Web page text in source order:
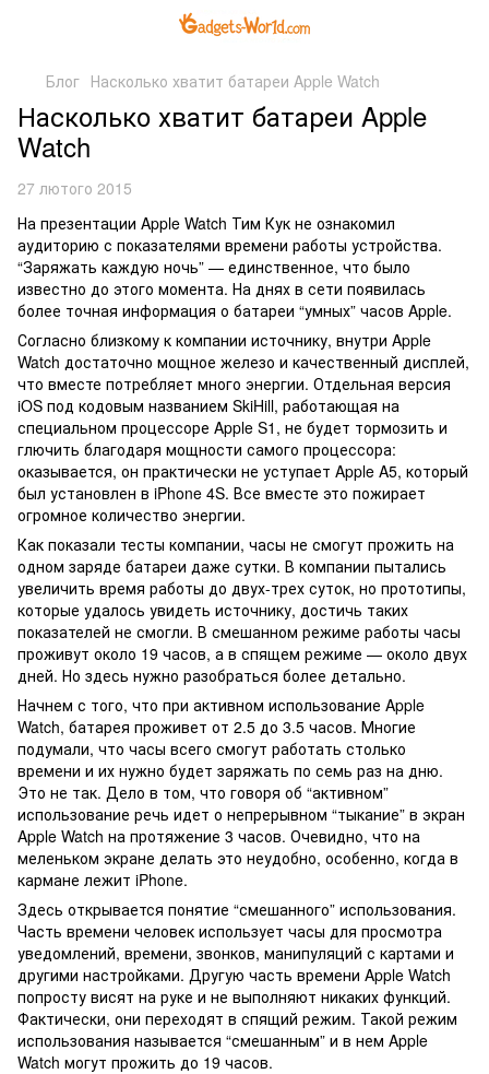
Блог Насколько хватит батареи Apple Watch
Насколько хватит батареи Apple
Watch
27 лютого 2015
На презентации Apple Watch Тим Кук не ознакомил
аудиторию с показателями времени работы устройства.
“Заряжать каждую ночь” — единственное, что было
известно до этого момента. На днях в сети появилась
более точная информация о батареи “умных” часов Apple.
Согласно близкому к компании источнику, внутри Apple
Watch достаточно мощное железо и качественный дисплей,
что вместе потребляет много энергии. Отдельная версия
iOS под кодовым названием SkiHill, работающая на
специальном процессоре Apple S1, не будет тормозить и
глючить благодаря мощности самого процессора:
оказывается, он практически не уступает Apple A5, который
был установлен в iPhone 4S. Все вместе это пожирает
огромное количество энергии.
Как показали тесты компании, часы не смогут прожить на
одном заряде батареи даже сутки. В компании пытались
увеличить время работы до двух-трех суток, но прототипы,
которые удалось увидеть источнику, достичь таких
показателей не смогли. В смешанном режиме работы часы
проживут около 19 часов, а в спящем режиме — около двух
дней. Но здесь нужно разобраться более детально.
Начнем с того, что при активном использование Apple
Watch, батарея проживет от 2.5 до 3.5 часов. Многие
подумали, что часы всего смогут работать столько
времени и их нужно будет заряжать по семь раз на дню.
Это не так. Дело в том, что говоря об “активном”
использование речь идет о непрерывном “тыкание” в экран
Apple Watch на протяжение 3 часов. Очевидно, что на
меленьком экране делать это неудобно, особенно, когда в
кармане лежит iPhone.
Здесь открывается понятие “смешанного” использования.
Часть времени человек использует часы для просмотра
уведомлений, времени, звонков, манипуляций с картами и
другими настройками. Другую часть времени Apple Watch
попросту висят на руке и не выполняют никаких функций.
Фактически, они переходят в спящий режим. Такой режим
использования называется “смешанным” и в нем Apple
Watch могут прожить до 19 часов.